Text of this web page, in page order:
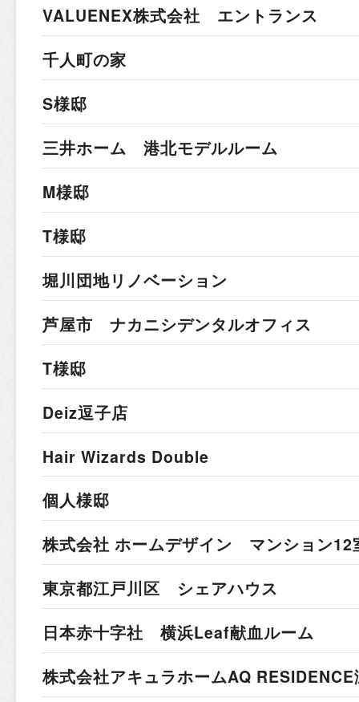
VALUENEX株式会社 エントランス
千人町の家
S様邸
三井ホーム 港北モデルルーム
M様邸
T様邸
堀川団地リノベーション
芦屋市 ナカニシデンタルオフィス
T様邸
Deiz逗子店
Hair Wizards Double
個人様邸
株式会社 ホームデザイン マンション12
東京都江戸川区 シェアハウス
日本赤十字社 横浜Leaf献血ルーム
株式会社アキュラホームAQ